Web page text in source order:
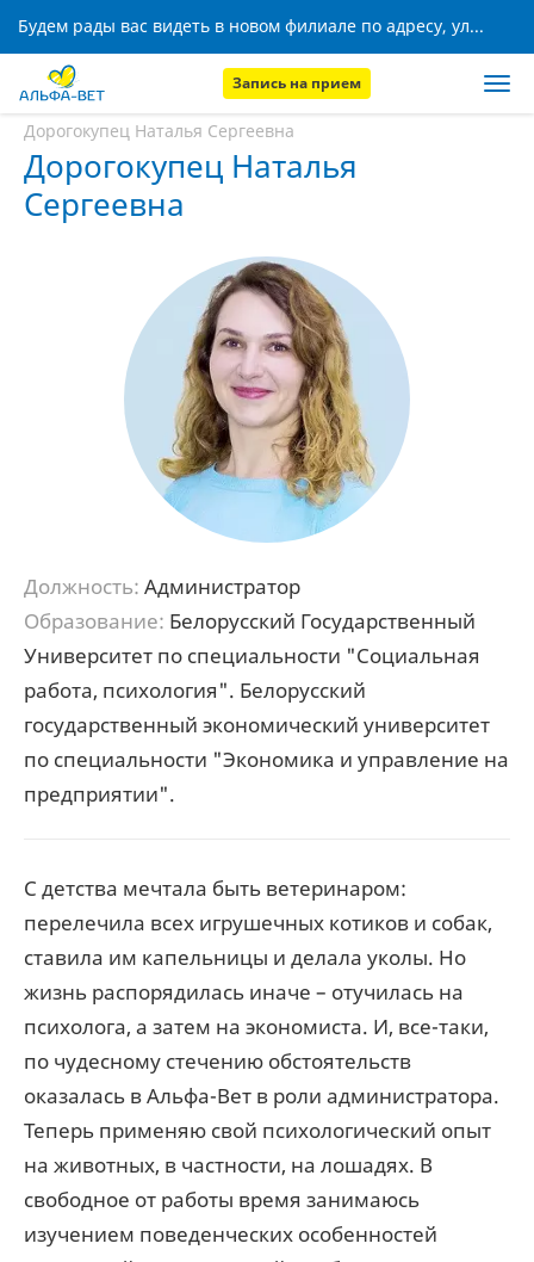
Будем рады вас видеть в новом филиале по адресу, ул. Кижеватова, 8!
Запись на прием
Главная
Наши сотрудники
Дорогокупец Наталья Сергеевна
Дорогокупец Наталья
Сергеевна
Должность: Администратор
Образование: Белорусский Государственный
Университет по специальности "Социальная
работа, психология". Белорусский
государственный экономический университет
по специальности "Экономика и управление на
предприятии".
С детства мечтала быть ветеринаром:
перелечила всех игрушечных котиков и собак,
ставила им капельницы и делала уколы. Но
жизнь распорядилась иначе – отучилась на
психолога, а затем на экономиста. И, все-таки,
по чудесному стечению обстоятельств
оказалась в Альфа-Вет в роли администратора.
Теперь применяю свой психологический опыт
на животных, в частности, на лошадях. В
свободное от работы время занимаюсь
изучением поведенческих особенностей